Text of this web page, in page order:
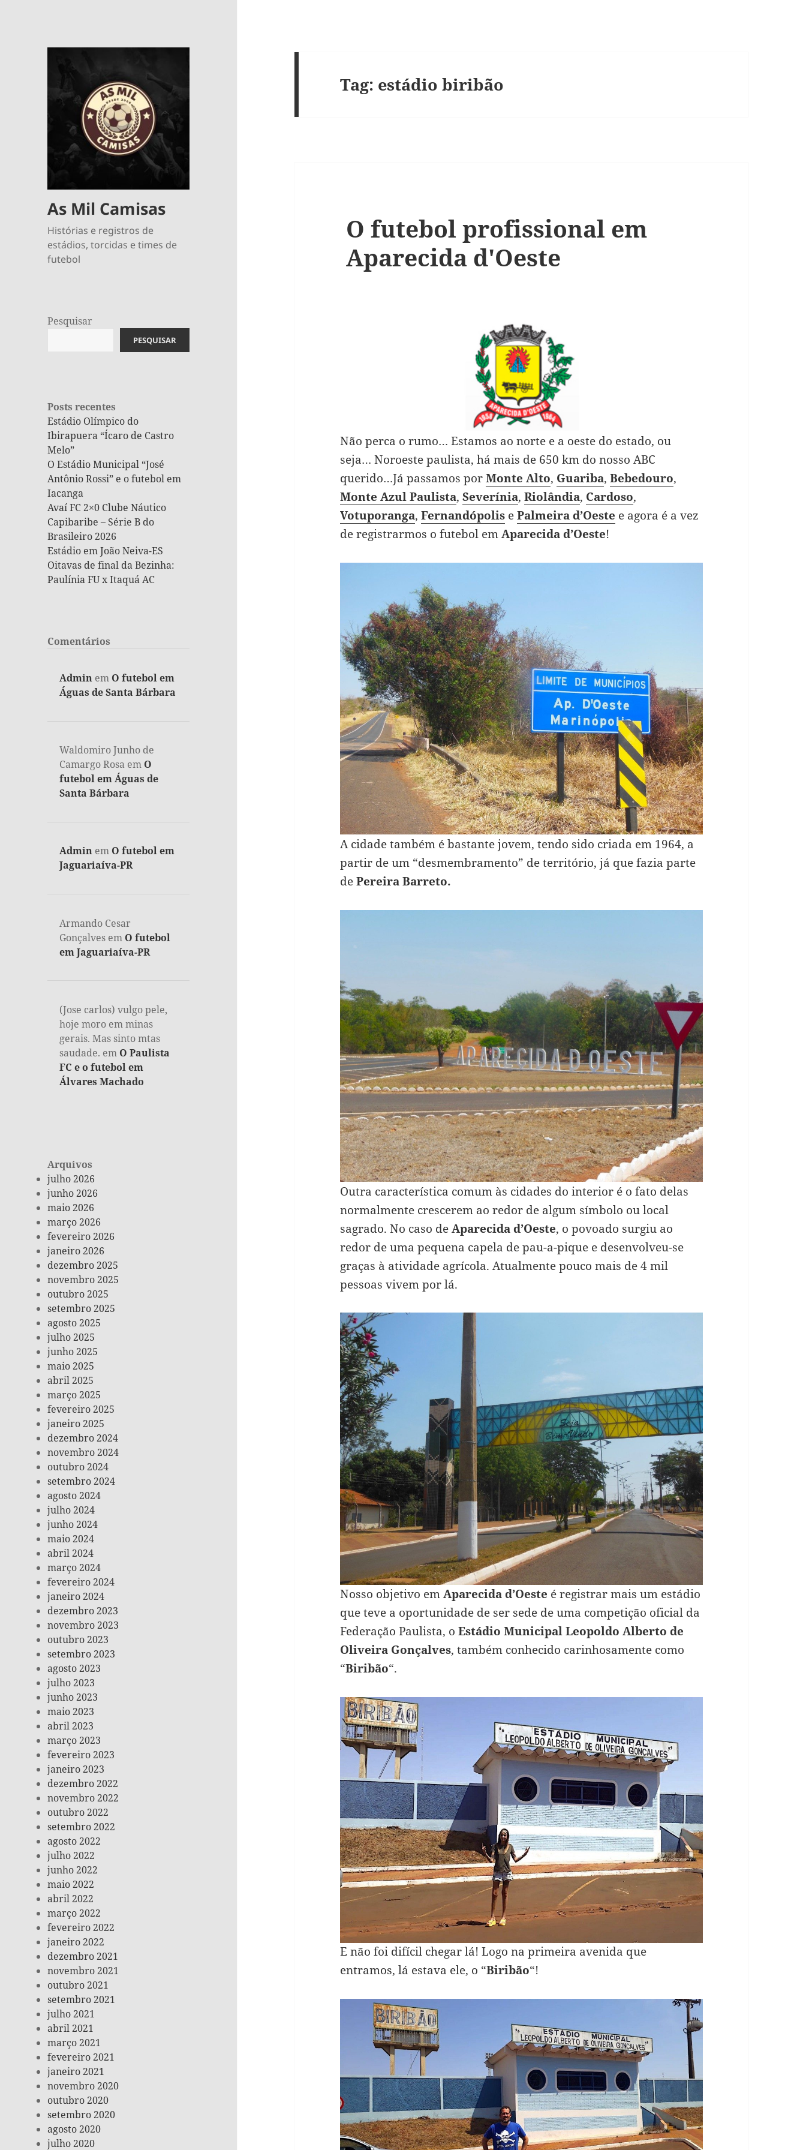
As Mil Camisas
Histórias e registros de
estádios, torcidas e times de
futebol
Pesquisar
PESQUISAR
Posts recentes
Estádio Olímpico do
Ibirapuera “Ícaro de Castro
Melo”
O Estádio Municipal “José
Antônio Rossi” e o futebol em
Iacanga
Avaí FC 2×0 Clube Náutico
Capibaribe – Série B do
Brasileiro 2026
Estádio em João Neiva-ES
Oitavas de final da Bezinha:
Paulínia FU x Itaquá AC
Comentários
Admin em O futebol em
Águas de Santa Bárbara
Waldomiro Junho de
Camargo Rosa em O
futebol em Águas de
Santa Bárbara
Admin em O futebol em
Jaguariaíva-PR
Armando Cesar
Gonçalves em O futebol
em Jaguariaíva-PR
(Jose carlos) vulgo pele,
hoje moro em minas
gerais. Mas sinto mtas
saudade. em O Paulista
FC e o futebol em
Álvares Machado
Arquivos
julho 2026
junho 2026
maio 2026
março 2026
fevereiro 2026
janeiro 2026
dezembro 2025
novembro 2025
outubro 2025
setembro 2025
agosto 2025
julho 2025
junho 2025
maio 2025
abril 2025
março 2025
fevereiro 2025
janeiro 2025
dezembro 2024
novembro 2024
outubro 2024
setembro 2024
agosto 2024
julho 2024
junho 2024
maio 2024
abril 2024
março 2024
fevereiro 2024
janeiro 2024
dezembro 2023
novembro 2023
outubro 2023
setembro 2023
agosto 2023
julho 2023
junho 2023
maio 2023
abril 2023
março 2023
fevereiro 2023
janeiro 2023
dezembro 2022
novembro 2022
outubro 2022
setembro 2022
agosto 2022
julho 2022
junho 2022
maio 2022
abril 2022
março 2022
fevereiro 2022
janeiro 2022
dezembro 2021
novembro 2021
outubro 2021
setembro 2021
julho 2021
abril 2021
março 2021
fevereiro 2021
janeiro 2021
novembro 2020
outubro 2020
setembro 2020
agosto 2020
julho 2020
Tag: estádio biribão
O futebol profissional em
Aparecida d'Oeste
Não perca o rumo… Estamos ao norte e a oeste do estado, ou
seja… Noroeste paulista, há mais de 650 km do nosso ABC
querido…Já passamos porMonte Alto, Guariba, Bebedouro,
Monte Azul Paulista, Severínia, Riolândia, Cardoso,
Votuporanga, FernandópolisePalmeira d’Oeste e agora é a vez
de registrarmos o futebol emAparecida d’Oeste!
A cidade também é bastante jovem, tendo sido criada em 1964, a
partir de um “desmembramento” de território, já que fazia parte
dePereira Barreto.
Outra característica comum às cidades do interior é o fato delas
normalmente crescerem ao redor de algum símbolo ou local
sagrado. No caso deAparecida d’Oeste, o povoado surgiu ao
redor de uma pequena capela de pau-a-pique e desenvolveu-se
graças à atividade agrícola. Atualmente pouco mais de 4 mil
pessoas vivem por lá.
Nosso objetivo emAparecida d’Oeste é registrar mais um estádio
que teve a oportunidade de ser sede de uma competição oficial da
Federação Paulista, o Estádio Municipal Leopoldo Alberto de
Oliveira Gonçalves, também conhecido carinhosamente como
“Biribão“.
E não foi difícil chegar lá! Logo na primeira avenida que
entramos, lá estava ele, o “Biribão“!